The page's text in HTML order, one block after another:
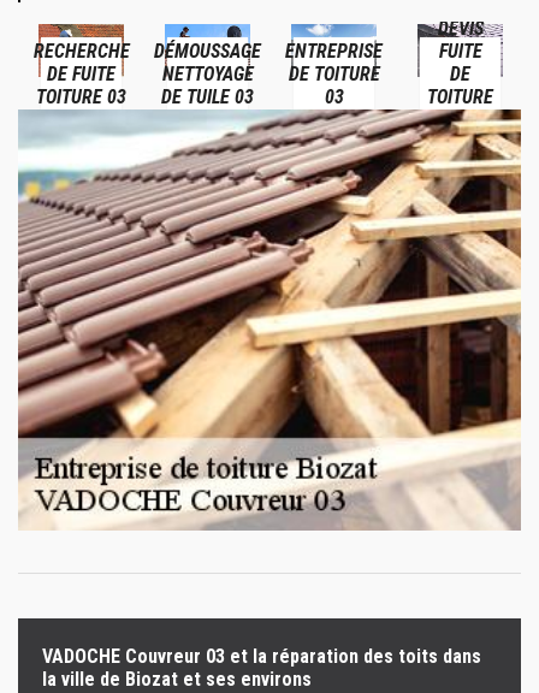
RECHERCHE
DE FUITE
TOITURE 03
DÉMOUSSAGE
NETTOYAGE
DE TUILE 03
ENTREPRISE
DE TOITURE
03
DEVIS
FUITE
DE
TOITURE
03
VADOCHE Couvreur 03 et la réparation des toits dans
la ville de Biozat et ses environs